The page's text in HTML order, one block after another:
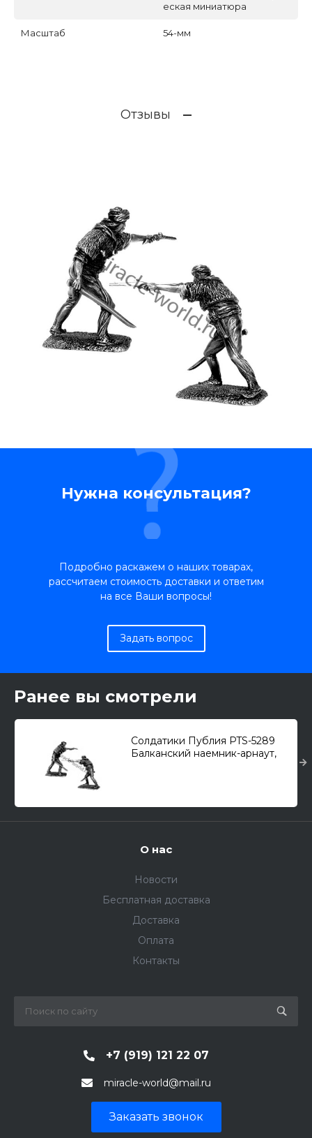
еская миниатюра
Масштаб 54-мм
Отзывы
Нужна консультация?
Подробно раскажем о наших товарах,
рассчитаем стоимость доставки и ответим
на все Ваши вопросы!
Задать вопрос
Ранее вы смотрели
Солдатики Публия PTS-5289
Балканский наемник-арнаут,
О нас
Новости
Бесплатная доставка
Доставка
Оплата
Контакты
+7 (919) 121 22 07
miracle-world@mail.ru
Заказать звонок